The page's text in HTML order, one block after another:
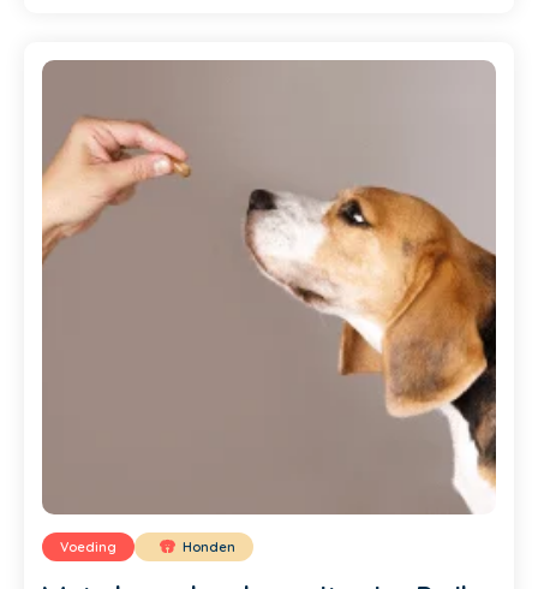
Voeding Honden